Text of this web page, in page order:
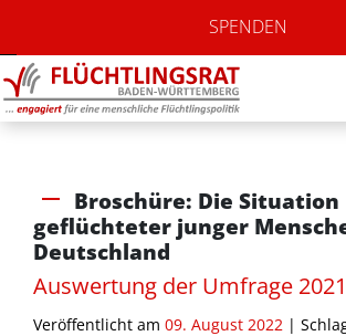
SPENDEN
Broschüre: Die Situation
geflüchteter junger
Deutschland
Auswertung der Umfrage 2021
Veröffentlicht am 09. August 2022 |